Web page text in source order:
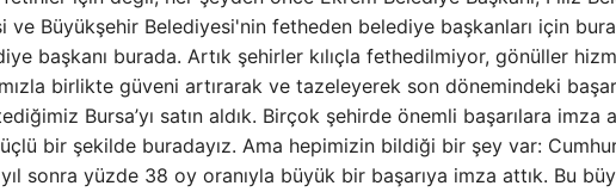
ve Büyükşehir Belediyesi'nin fetheden belediye başkanları için
başkanı burada. Artık şehirler kılıçla fethedilmiyor, gönüller
birlikte güveni artırarak ve tazeleyerek son dönemindeki
Bursa’yı satın aldık. Birçok şehirde önemli başarılara imza
bir şekilde buradayız. Ama hepimizin bildiği bir şey var:
sonra yüzde 38 oy oranıyla büyük bir başarıya imza attık. Bu